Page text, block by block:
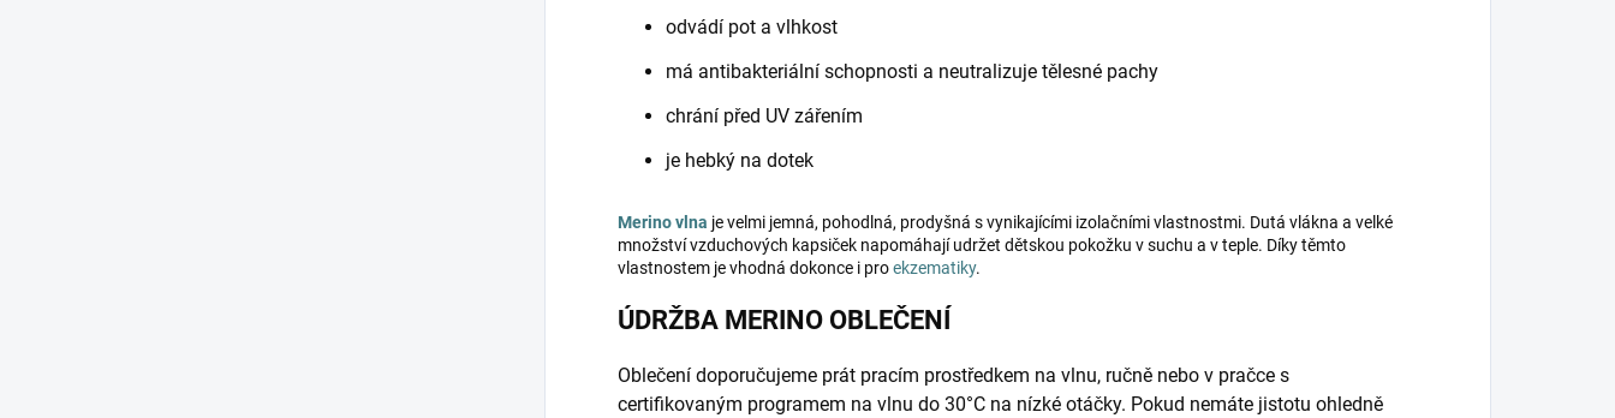
odvádí pot a vlhkost
má antibakteriální schopnosti a neutralizuje tělesné pachy
chrání před UV zářením
je hebký na dotek
Merino vlna je velmi jemná, pohodlná, prodyšná s vynikajícími izolačními vlastnostmi. Dutá vlákna a velké
množství vzduchových kapsiček napomáhají udržet dětskou pokožku v suchu a v teple. Díky těmto
vlastnostem je vhodná dokonce i proekzematiky.
ÚDRŽBA MERINO OBLEČENÍ
Oblečení doporučujeme prát pracím prostředkem na vlnu, ručně nebo v pračce s
certifikovaným programem na vlnu do 30°C na nízké otáčky. Pokud nemáte jistotu ohledně